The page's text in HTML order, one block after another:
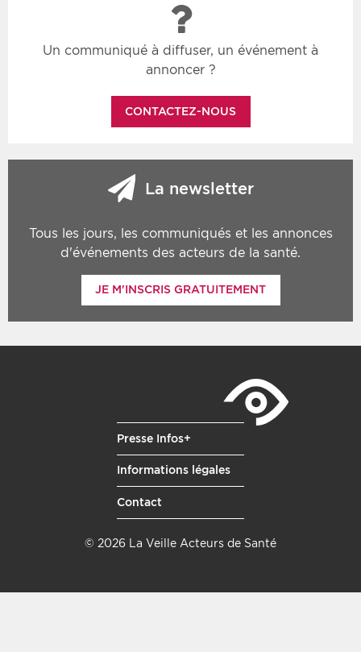
Un communiqué à diffuser, un événement à
annoncer ?
CONTACTEZ-NOUS
La newsletter
Tous les jours, les communiqués et les annonces
d'événements des acteurs de la santé.
JE M'INSCRIS GRATUITEMENT
Presse Infos+
Informations légales
Contact
© 2026 La Veille Acteurs de Santé